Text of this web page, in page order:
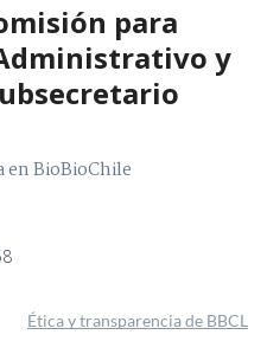
para
y
en BioBioChile
Ética y transparencia de BBCL